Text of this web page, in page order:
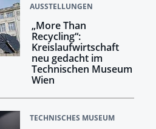
AUSSTELLUNGEN
„More Than
Recycling“:
Kreislaufwirtschaft
neu gedacht im
Technischen Museum
Wien
TECHNISCHES MUSEUM